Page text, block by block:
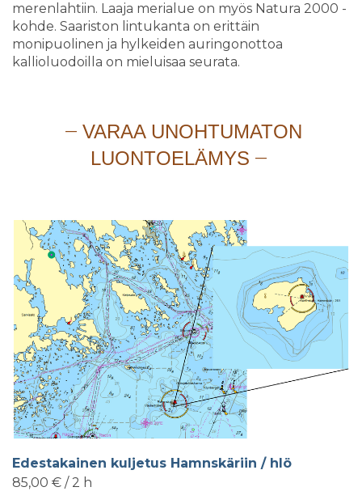
merenlahtiin. Laaja merialue on myös Natura 2000 -
kohde. Saariston lintukanta on erittäin
monipuolinen ja hylkeiden auringonottoa
kallioluodoilla on mieluisaa seurata.
VARAA UNOHTUMATON
LUONTOELÄMYS
Edestakainen kuljetus Hamnskäriin / hlö
85,00 € / 2 h